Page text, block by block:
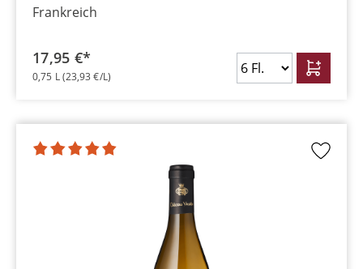
Frankreich
17,95 €*
0,75 L(23,93 €/L)